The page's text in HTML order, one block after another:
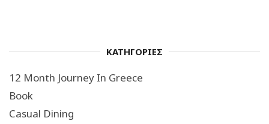
ΚΑΤΗΓΟΡΙΕΣ
12 Month Journey In Greece
Book
Casual Dining